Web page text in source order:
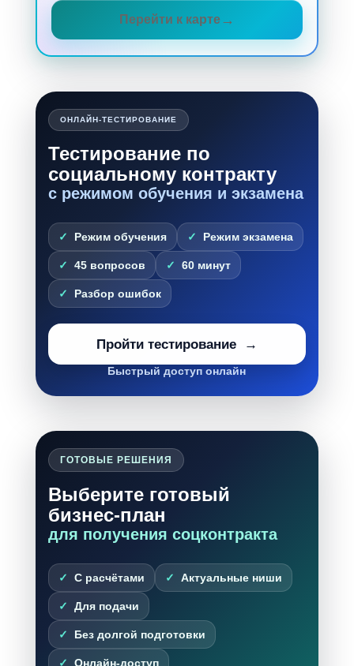
Перейти к карте
ОНЛАЙН-ТЕСТИРОВАНИЕ
Тестирование по
социальному контракту
с режимом обучения и экзамена
Режим обучения Режим экзамена
45 вопросов 60 минут
Разбор ошибок
Пройти тестирование
Быстрый доступ онлайн
ГОТОВЫЕ РЕШЕНИЯ
Выберите готовый
бизнес-план
для получения соцконтракта
С расчётами Актуальные ниши
Для подачи
Без долгой подготовки
Онлайн-доступ